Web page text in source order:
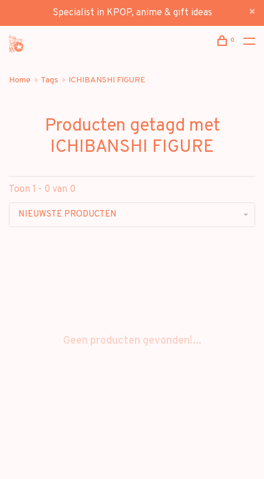
Specialist in KPOP, anime & gift ideas
0
Home Tags ICHIBANSHI FIGURE
Producten getagd met
ICHIBANSHI FIGURE
Toon 1 - 0 van 0
NIEUWSTE PRODUCTEN
Geen producten gevonden!...